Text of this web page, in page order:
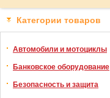
Категории товаров
Автомобили и мотоциклы
Банковское оборудование
Безопасность и защита